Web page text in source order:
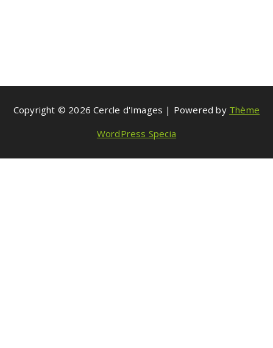
Copyright © 2026 Cercle d'Images | Powered by Thème
WordPress Specia